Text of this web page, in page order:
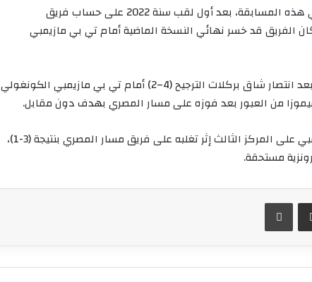
ويعتبر هذا التتويج الثاني للجيش الملكي في هذه المسابقة، بعد أول لقب سنة 2022 على حساب فريق
الفريق قد خسر نهائي النسخة الماضية أمام تي بي مازيمبي
ووصل الجيش الملكي إلى المباراة النهائية بعد انتصار شاق بركلات الترجيح (4–2) أمام تي بي مازيمبي الكونغولي
من العبور بعد فوزه على مسار المصري بهدف دون مقابل.
وفي مباراة الترتيب، حصل نادي تي بي مازيمبي على المركز الثالث إثر تغلبه على فريق مسار المصري بنتيجة (3-1)،
مستحقة.
مشاركة عبر البريد طباعة